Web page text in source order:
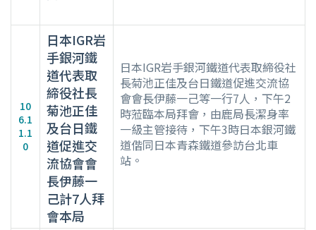
10
6.1
1.1
0
日本IGR岩
手銀河鐵
道代表取
締役社長
菊池正佳
及台日鐵
道促進交
流協會會
長伊藤一
己計7人拜
會本局
日本IGR岩手銀河鐵道代表取締役社
長菊池正佳及台日鐵道促進交流協
會會長伊藤一己等一行7人，下午2
時蒞臨本局拜會，由鹿局長潔身率
一級主管接待，下午3時日本銀河鐵
道偕同日本青森鐵道參訪台北車
站。